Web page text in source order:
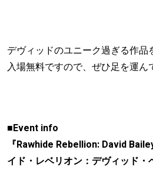
デヴィッドのユニーク過ぎる作品
入場無料ですので、ぜひ足を運ん
■Event info
『Rawhide Rebellion: David
イド・レベリオン：デヴィッド・